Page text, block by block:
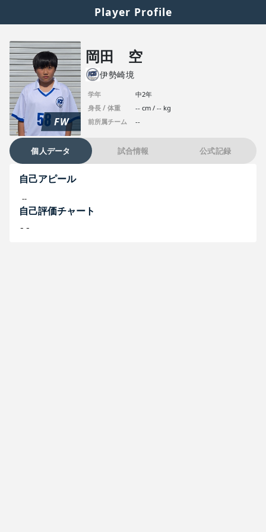
Player Profile
FW
岡田 空
伊勢崎境
学年
中2年
身長 / 体重
-- cm / -- kg
前所属チーム
--
個人データ 試合情報 公式記録
自己アピール
--
自己評価チャート
--